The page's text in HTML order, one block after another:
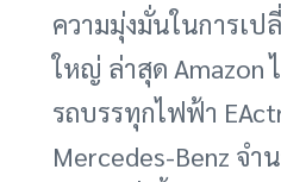
ความมุ่งมั่นในการเ
ใหญ่ ล่าสุด Amazon
รถบรรทุกไฟฟ้า
Mercedes-Benz จำ